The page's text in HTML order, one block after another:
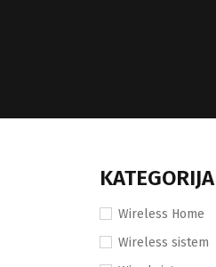
KATEGORIJA
Wireless Home
Wireless sistem